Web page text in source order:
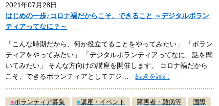
2021年07月28日
はじめの一歩♪コロナ禍だからこそ、できること ～デジタルボラン
ティアってなに？～
「こんな時期だから、何か役立てることをやってみたい」 「ボラン
ティアをやってみたい」 「デジタルボランティアってなに、話を聞
いてみたい」 そんな方向けの講座を開催します。 コロナ禍だから
こそ、できるボランティアとしてデジ…続きを読む
■ボランティア募集 ■講座・イベント 障害者・難病等
国際